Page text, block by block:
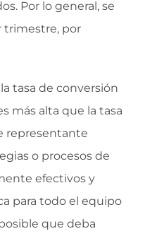
Por lo general, se
trimestre, por
la tasa de conversión
más alta que la tasa
representante
o procesos de
efectivos y
para todo el equipo
que deba